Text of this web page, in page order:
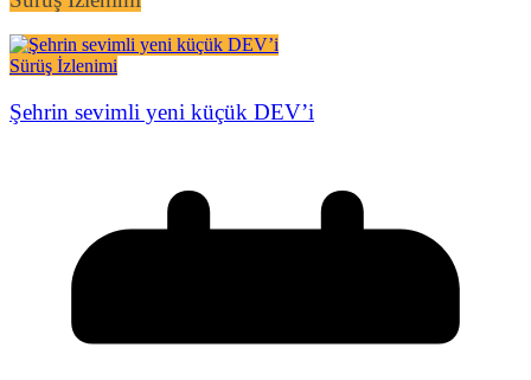
Sürüş İzlenimi
Şehrin sevimli yeni küçük DEV’i